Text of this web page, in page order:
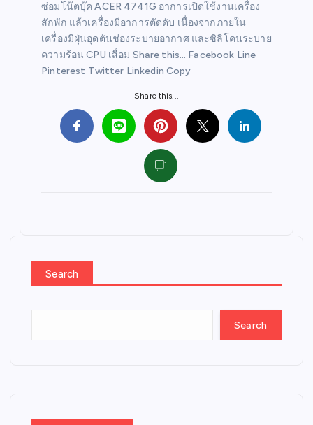
ซ่อมโน๊ตบุ๊ค ACER 4741G อาการเปิดใช้งานเครื่อง
สักพัก แล้วเครื่องมีอาการตัดดับ เนื่องจากภายใน
เครื่องมีฝุ่นอุดตันช่องระบายอากาศ และซิลิโคนระบาย
ความร้อน CPU เสื่อม Share this… Facebook Line
Pinterest Twitter Linkedin Copy
Share this...
Search
Search